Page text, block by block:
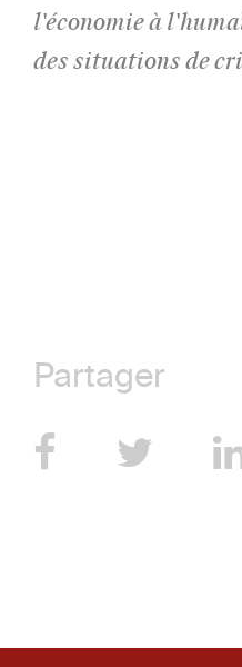
l'économie à
des situations de
Partager